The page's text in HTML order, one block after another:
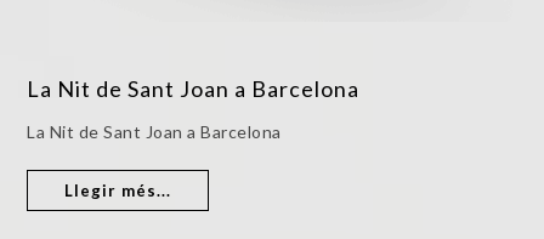
La Nit de Sant Joan a Barcelona
La Nit de Sant Joan a Barcelona
Llegir més...